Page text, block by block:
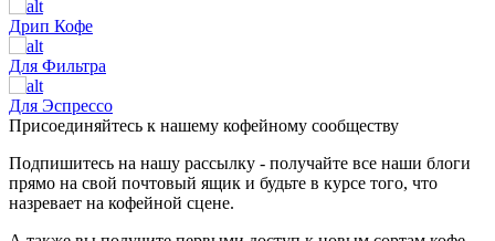
Дрип Кофе
Для Фильтра
Для Эспрессо
Присоединяйтесь к нашему кофейному сообществу
Подпишитесь на нашу рассылку - получайте все наши блоги
прямо на свой почтовый ящик и будьте в курсе того, что
назревает на кофейной сцене.